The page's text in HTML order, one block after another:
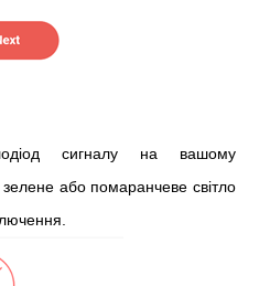
сигналу на вашому
зелене або помаранчеве світло